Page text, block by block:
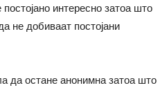
интересно затоа што
не добиваат постојани
да остане анонимна затоа што